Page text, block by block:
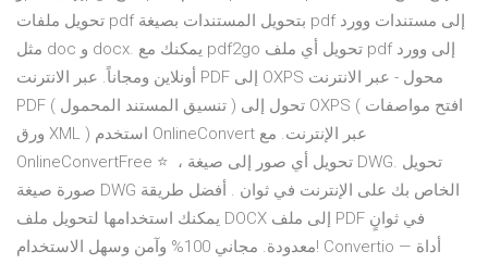
تحويل ملفات pdf بتحويل المستندات بصيغة pdf إلى مستندات وورد
مثل doc و docx. يمكنك مع pdf2go تحويل أي ملف pdf إلى وورد
أونلاين ومجاناً. عبر الانترنت PDF إلى OXPS محول - عبر الانترنت
PDF ( تنسيق المستند المحمول ) تحول إلى OXPS ( افتح مواصفات
ورق XML ) استخدم OnlineConvert عبر الإنترنت. مع
OnlineConvertFree ⭐ ️ ، تحويل أي صور إلى صيغة DWG. تحويل
صورة صيغة DWG الخاص بك على الإنترنت في ثوان ️. أفضل طريقة
يمكنك استخدامها لتحويل ملف DOCX إلى ملف PDF في ثوانٍ
معدودة. مجاني 100% وآمن وسهل الاستخدام! Convertio — أداة